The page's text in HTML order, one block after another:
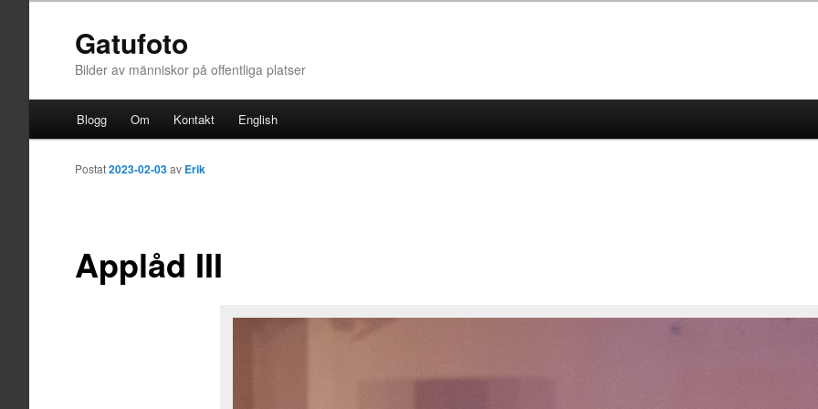
Gatufoto
Bilder av människor på offentliga platser
Huvudmeny
Hoppa till huvudinnehåll
Blogg Om Kontakt English
Applåd III
Postat2023-02-03av Erik